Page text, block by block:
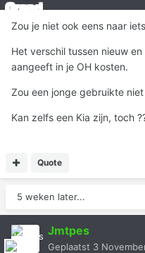
Zou je niet ook eens naar
Het verschil tussen nieuw
aangeeft in je OH kosten.
Zou een jonge gebruikte
Kan zelfs een Kia zijn, toch
Quote
5 weken later...
Jmtpes
Geplaatst 3